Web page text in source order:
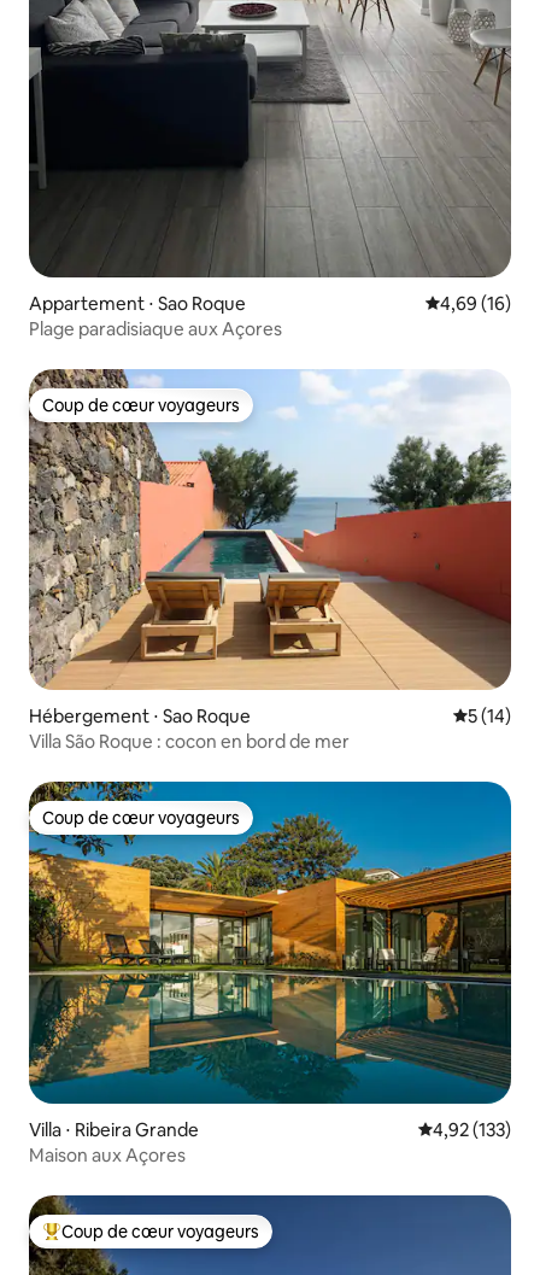
Appartement ⋅ Sao Roque Évaluation
4,69 (16)
Plage paradisiaque aux Açores
Coup de cœur voyageurs
Coup de cœur voyageurs
Hébergement ⋅ Sao Roque
5 (14)
Villa São Roque : cocon en bord de mer
Coup de cœur voyageurs
Coup de cœur voyageurs
Villa ⋅ Ribeira Grande Évaluation
4,92 (133)
Maison aux Açores
Coups de cœur voyageurs les plus appréciés
Coup de cœur voyageurs